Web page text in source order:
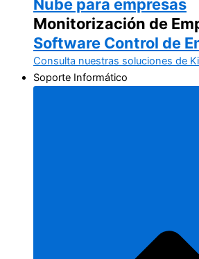
Nube para empresas
Monitorización de
Software Control de
Consulta nuestras soluciones de
Soporte Informático